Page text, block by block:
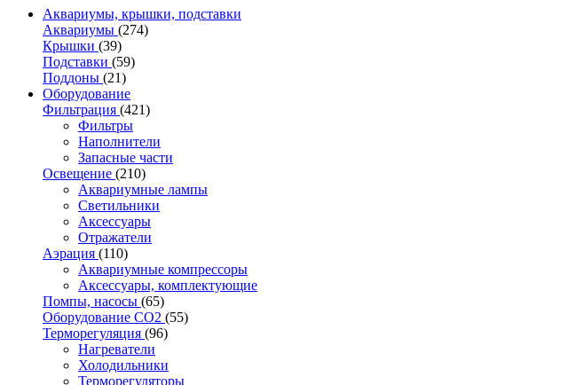
Аквариумы, крышки, подставки
Аквариумы (274)
Крышки (39)
Подставки (59)
Поддоны (21)
Оборудование
Фильтрация (421)
Фильтры
Наполнители
Запасные части
Освещение (210)
Аквариумные лампы
Светильники
Аксессуары
Отражатели
Аэрация (110)
Аквариумные компрессоры
Аксессуары, комплектующие
Помпы, насосы (65)
Оборудование CO2 (55)
Терморегуляция (96)
Нагреватели
Холодильники
Терморегуляторы